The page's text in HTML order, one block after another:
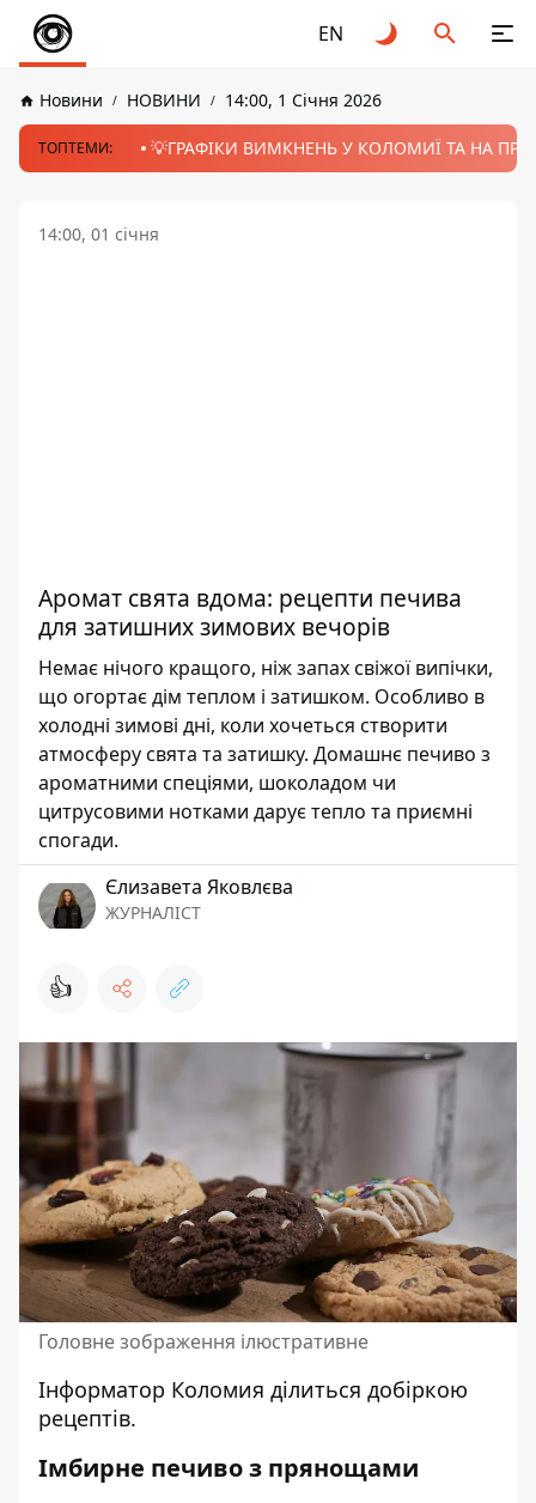
EN
Новини НОВИНИ 14:00, 1 Січня 2026
ТОПТЕМИ: 💡ГРАФІКИ ВИМКНЕНЬ У КОЛОМИЇ ТА НА
14:00, 01 січня
Аромат свята вдома: рецепти печива
для затишних зимових вечорів
Немає нічого кращого, ніж запах свіжої випічки,
що огортає дім теплом і затишком. Особливо в
холодні зимові дні, коли хочеться створити
атмосферу свята та затишку. Домашнє печиво з
ароматними спеціями, шоколадом чи
цитрусовими нотками дарує тепло та приємні
спогади.
Єлизавета Яковлєва
ЖУРНАЛІСТ
👍
Головне зображення ілюстративне
Інформатор Коломия ділиться добіркою
рецептів.
Імбирне печиво з прянощами